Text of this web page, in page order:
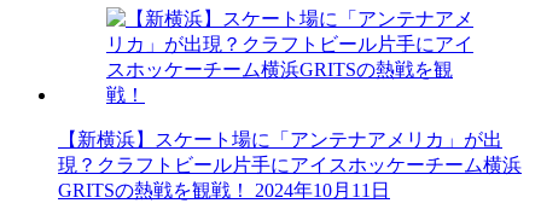
【新横浜】スケート場に「アンテナアメリカ」が出
現？クラフトビール片手にアイスホッケーチーム横浜
GRITSの熱戦を観戦！
2024年10月11日